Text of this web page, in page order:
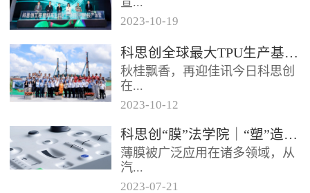
布其全球首条物理回收（MCR）
聚碳酸酯专用生产线已在上海一
体化基地正式投产每年将生产超
过2...
2023-10-19
科思创全球最大TPU生产基地在珠海破土动工
秋桂飘香，再迎佳讯今日科思创
在...
广东珠海正式开工建设其全球最
大热塑性聚氨酯（TPU）生产基
地进一步扩大在华南的产业布局
抓住...
2023-10-12
科思创“膜”法学院｜“塑”造轻薄耐用的 IME 组件
薄膜被广泛应用在诸多领域，从
汽...
2023-07-21